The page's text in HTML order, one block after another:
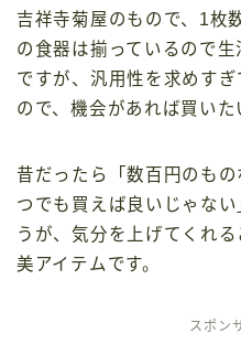
吉祥寺菊屋のもので、1枚
の食器は揃っているので
ですが、汎用性を求めす
ので、機会があれば買いた
昔だったら「数百円のも
つでも買えば良いじゃな
うが、気分を上げてくれ
美アイテムです。
スポン